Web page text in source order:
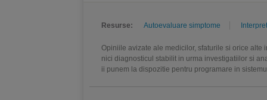
Resurse: Autoevaluare simptome
Opiniile avizate ale medicilor, sfaturile si orice
nici diagnosticul stabilit in urma investigatiilor si
ii punem la dispozitie pentru programare in